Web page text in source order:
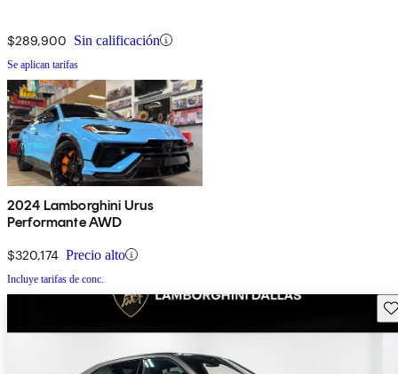
$289,900 Sin calificación
Se aplican tarifas
2024 Lamborghini Urus
Performante AWD
$320,174 Precio alto
Incluye tarifas de conc.